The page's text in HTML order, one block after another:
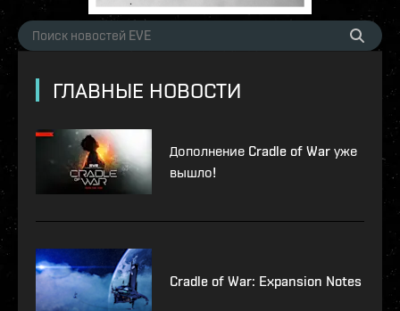
ГЛАВНЫЕ НОВОСТИ
Дополнение Cradle of War уже
вышло!
Cradle of War: Expansion Notes